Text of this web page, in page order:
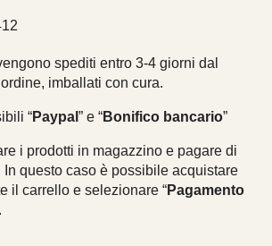
spediti entro 3-4 giorni dal
imballati con cura.
“Paypal ” e “Bonifico bancario”
i prodotti in magazzino e pagare di
In questo caso è possibile acquistare
il carrello e selezionare “Pagamento